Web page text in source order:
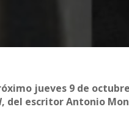
jueves 9 de
, del escritor Antonio